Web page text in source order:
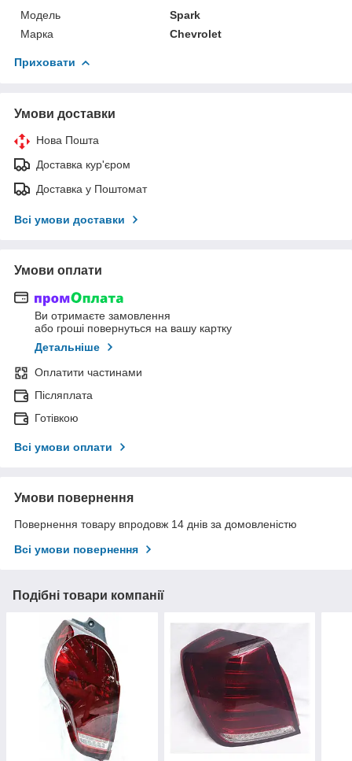
Мoдель
Spark
Марка
Chevrolet
Приховати
Умови доставки
Нова Пошта
Доставка кур'єром
Доставка у Поштомат
Всі умови доставки
Умови оплати
Ви отримаєте замовлення
або гроші повернуться на вашу картку
Детальніше
Оплатити частинами
Післяплата
Готівкою
Всі умови оплати
Умови повернення
Повернення товару впродовж 14 днів за домовленістю
Всі умови повернення
Подібні товари компанії